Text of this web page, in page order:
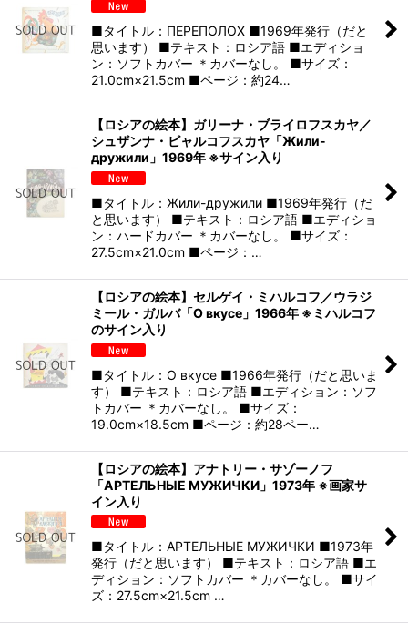
■タイトル：ПЕРЕПОЛОХ ■1969年発行（だと
思います） ■テキスト：ロシア語 ■エディショ
ン：ソフトカバー ＊カバーなし。 ■サイズ：
21.0cm×21.5cm ■ページ：約24…
【ロシアの絵本】ガリーナ・ブライロフスカヤ／
シュザンナ・ビャルコフスカヤ「Жили-
дружили」1969年 ※サイン入り
■タイトル：Жили-дружили ■1969年発行（だ
と思います） ■テキスト：ロシア語 ■エディショ
ン：ハードカバー ＊カバーなし。 ■サイズ：
27.5cm×21.0cm ■ページ：…
【ロシアの絵本】セルゲイ・ミハルコフ／ウラジ
ミール・ガルバ「О вкусе」1966年 ※ミハルコフ
のサイン入り
■タイトル：О вкусе ■1966年発行（だと思いま
す） ■テキスト：ロシア語 ■エディション：ソフ
トカバー ＊カバーなし。 ■サイズ：
19.0cm×18.5cm ■ページ：約28ペー…
【ロシアの絵本】アナトリー・サゾーノフ
「АРТЕЛЬНЫЕ МУЖИЧКИ」1973年 ※画家サ
イン入り
■タイトル：АРТЕЛЬНЫЕ МУЖИЧКИ ■1973年
発行（だと思います） ■テキスト：ロシア語 ■エ
ディション：ソフトカバー ＊カバーなし。 ■サイ
ズ：27.5cm×21.5cm …